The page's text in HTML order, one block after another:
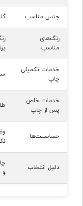
جنس مناسب
رنگ‌های
مناسب
خدمات تکمیلی
چاپ
خدمات خاص
پس از چاپ
حساسیت‌ها
دلیل انتخاب
و